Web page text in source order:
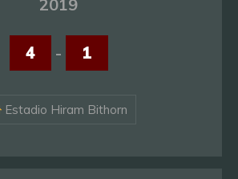
2019
4 - 1
Estadio Hiram Bithorn